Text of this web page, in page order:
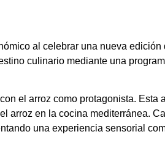
al celebrar una nueva
culinario mediante una
el arroz como protagonista.
arroz en la cocina mediterránea.
una experiencia sensorial